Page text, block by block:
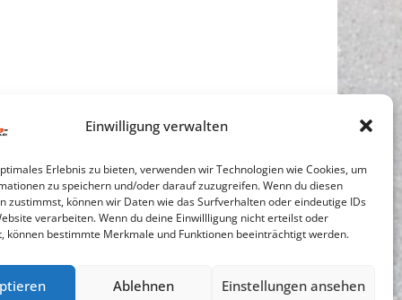
Einwilligung verwalten
Erlebnis zu bieten, verwenden wir Technologien wie Cookies, um
zu speichern und/oder darauf zuzugreifen. Wenn du diesen
zustimmst, können wir Daten wie das Surfverhalten oder eindeutige IDs
verarbeiten. Wenn du deine Einwillligung nicht erteilst oder
können bestimmte Merkmale und Funktionen beeinträchtigt werden.
Ablehnen Einstellungen ansehen
Cookie-Richtlinie